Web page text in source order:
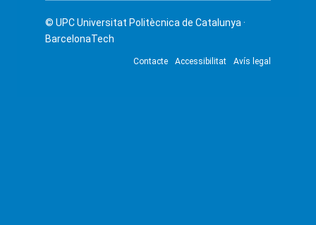
© UPCUniversitat Politècnica de Catalunya ·
BarcelonaTech
Contacte Accessibilitat Avís legal